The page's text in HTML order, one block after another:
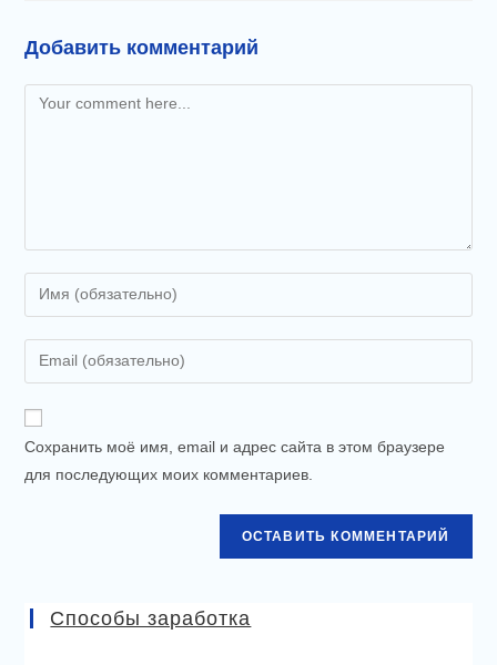
Добавить комментарий
Комментарий
Enter
your
name
to
comment
Enter
your
email
comment
Сохранить моё имя, email и адрес сайта в этом браузере
для последующих моих комментариев.
Способы заработка